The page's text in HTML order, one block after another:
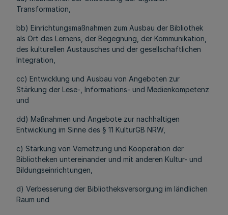
Transformation,
bb) Einrichtungsmaßnahmen zum Ausbau der Bibliothek
als Ort des Lernens, der Begegnung, der Kommunikation,
des kulturellen Austausches und der gesellschaftlichen
Integration,
cc) Entwicklung und Ausbau von Angeboten zur
Stärkung der Lese-, Informations- und Medienkompetenz
und
dd) Maßnahmen und Angebote zur nachhaltigen
Entwicklung im Sinne des § 11 KulturGB NRW,
c) Stärkung von Vernetzung und Kooperation der
Bibliotheken untereinander und mit anderen Kultur- und
Bildungseinrichtungen,
d) Verbesserung der Bibliotheksversorgung im ländlichen
Raum und